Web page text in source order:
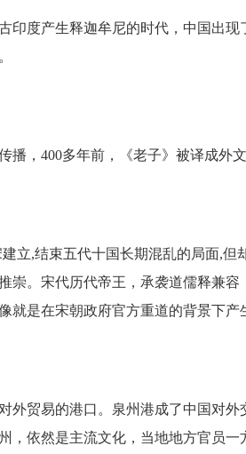
印度产生释迦牟尼的时代，中国出
播，400多年前，《老子》被译成外
立,结束五代十国长期混乱的局面,
崇。宋代历代帝王，承袭道儒释兼
就是在宋朝政府官方重道的背景下产
外贸易的港口。泉州港成了中国对
，依然是主流文化，当地地方官员